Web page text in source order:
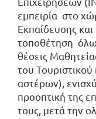
εμπειρία στο
Εκπαίδευσης
τοποθέτηση
θέσεις
του
αστέρων),
προοπτική της
τους, μετά την